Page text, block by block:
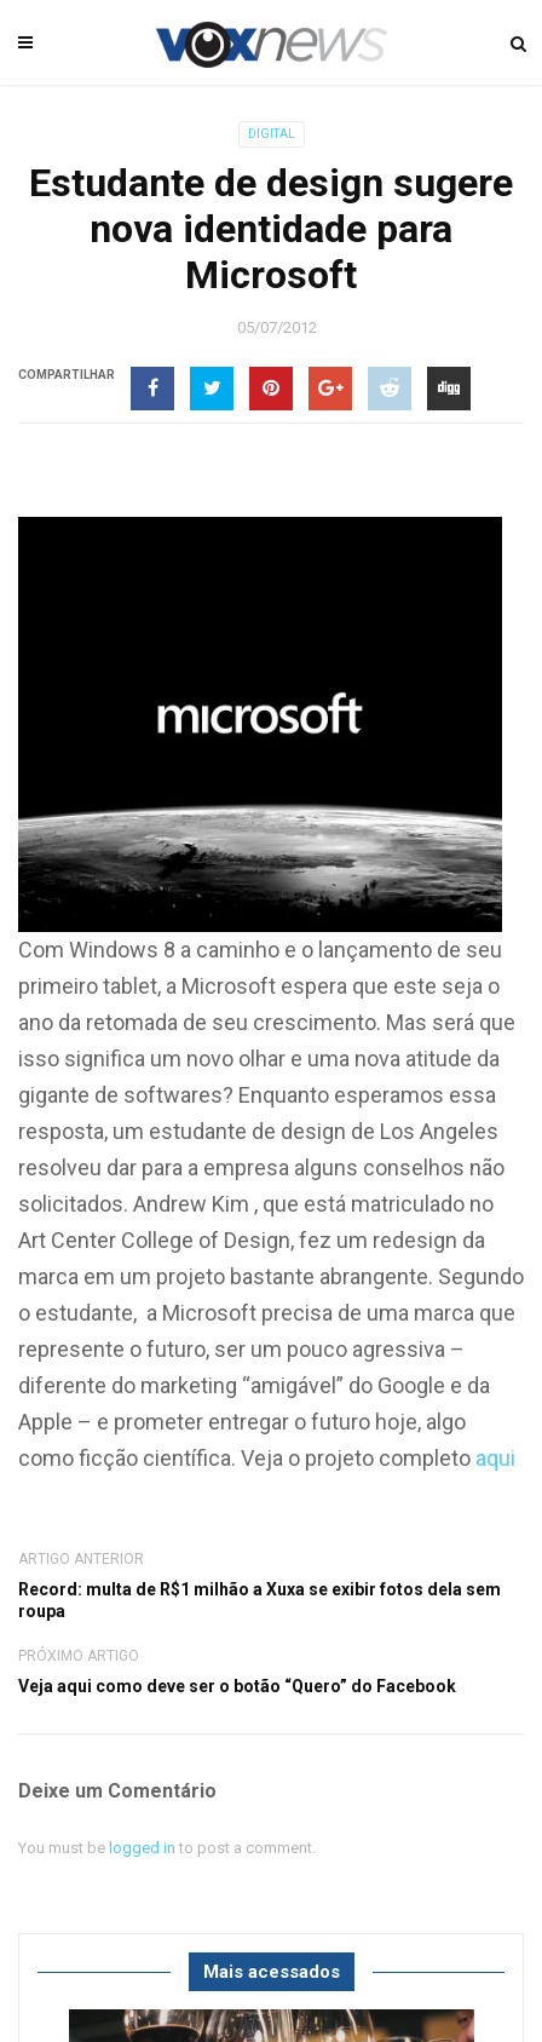
DIGITAL
Estudante de design sugere
nova identidade para
Microsoft
05/07/2012
COMPARTILHAR
Com Windows 8 a caminho e o lançamento de seu
primeiro tablet, a Microsoft espera que este seja o
ano da retomada de seu crescimento. Mas será que
isso significa um novo olhar e uma nova atitude da
gigante de softwares? Enquanto esperamos essa
resposta, um estudante de design de Los Angeles
resolveu dar para a empresa alguns conselhos não
solicitados. Andrew Kim , que está matriculado no
Art Center College of Design, fez um redesign da
marca em um projeto bastante abrangente. Segundo
o estudante, a Microsoft precisa de uma marca que
represente o futuro, ser um pouco agressiva –
diferente do marketing “amigável” do Google e da
Apple – e prometer entregar o futuro hoje, algo
como ficção científica. Veja o projeto completo aqui
ARTIGO ANTERIOR
Record: multa de R$1 milhão a Xuxa se exibir fotos dela sem
roupa
PRÓXIMO ARTIGO
Veja aqui como deve ser o botão “Quero” do Facebook
Deixe um Comentário
You must be logged in to post a comment.
Mais acessados